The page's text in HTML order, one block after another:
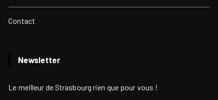
Contact
Newsletter
Le meilleur de Strasbourg rien que pour vous !